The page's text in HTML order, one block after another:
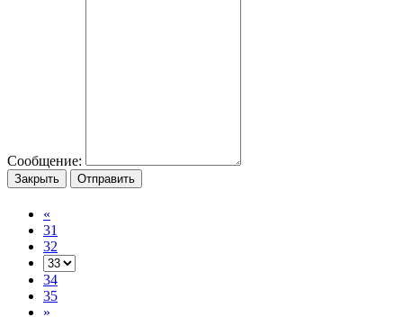
Сообщение:
Закрыть Отправить
«
31
32
34
35
»